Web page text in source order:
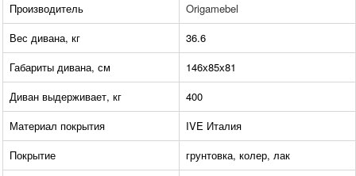
Производитель
Origamebel
Вес дивана, кг
36.6
Габариты дивана, см
146х85х81
Диван выдерживает, кг
400
Материал покрытия
IVE Италия
Покрытие
грунтовка, колер, лак